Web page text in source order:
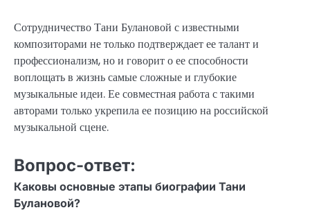
Сотрудничество Тани Булановой с известными
композиторами не только подтверждает ее талант и
профессионализм, но и говорит о ее способности
воплощать в жизнь самые сложные и глубокие
музыкальные идеи. Ее совместная работа с такими
авторами только укрепила ее позицию на российской
музыкальной сцене.
Вопрос-ответ:
Каковы основные этапы биографии Тани
Булановой?